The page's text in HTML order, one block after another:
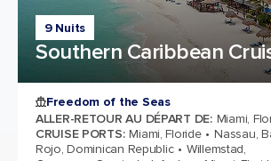
9 Nuits
Southern Caribbean
Freedom of the Seas
ALLER-RETOUR AU DÉPART DE: Miami,
CRUISE PORTS: Miami, Floride Nassau,
Rojo, Dominican Republic
Willemstad,